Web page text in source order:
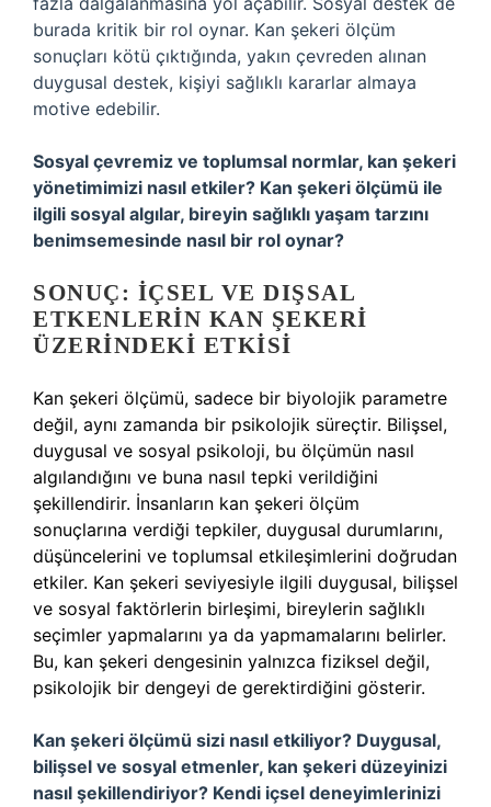
burada kritik bir rol oynar. Kan şekeri ölçüm
sonuçları kötü çıktığında, yakın çevreden alınan
duygusal destek, kişiyi sağlıklı kararlar almaya
motive edebilir.
Sosyal çevremiz ve toplumsal normlar, kan şekeri
yönetimimizi nasıl etkiler? Kan şekeri ölçümü ile
ilgili sosyal algılar, bireyin sağlıklı yaşam tarzını
benimsemesinde nasıl bir rol oynar?
SONUÇ: İÇSEL VE DIŞSAL
ETKENLERIN KAN ŞEKERI
ÜZERINDEKI ETKISI
Kan şekeri ölçümü, sadece bir biyolojik parametre
değil, aynı zamanda bir psikolojik süreçtir. Bilişsel,
duygusal ve sosyal psikoloji, bu ölçümün nasıl
algılandığını ve buna nasıl tepki verildiğini
şekillendirir. İnsanların kan şekeri ölçüm
sonuçlarına verdiği tepkiler, duygusal durumlarını,
düşüncelerini ve toplumsal etkileşimlerini doğrudan
etkiler. Kan şekeri seviyesiyle ilgili duygusal, bilişsel
ve sosyal faktörlerin birleşimi, bireylerin sağlıklı
seçimler yapmalarını ya da yapmamalarını belirler.
Bu, kan şekeri dengesinin yalnızca fiziksel değil,
psikolojik bir dengeyi de gerektirdiğini gösterir.
Kan şekeri ölçümü sizi nasıl etkiliyor? Duygusal,
bilişsel ve sosyal etmenler, kan şekeri düzeyinizi
nasıl şekillendiriyor? Kendi içsel deneyimlerinizi